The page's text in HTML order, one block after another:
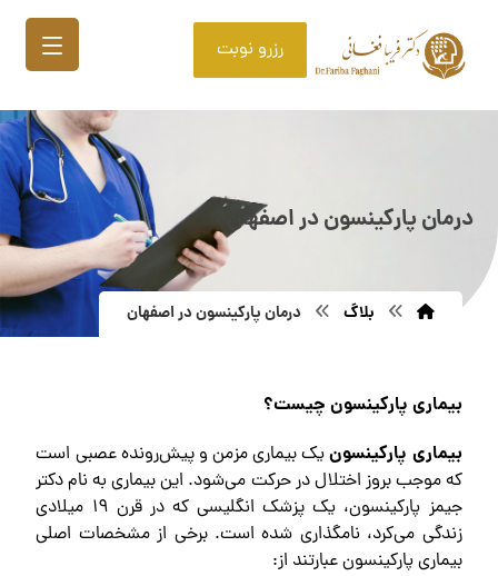
رزرو نوبت
درمان پارکینسون در اصفهان
بلاگ درمان پارکینسون در اصفهان
بیماری پارکینسون چیست؟
بیماری پارکینسونیک بیماری مزمن و پیش‌رونده عصبی است
که موجب بروز اختلال در حرکت می‌شود. این بیماری به نام دکتر
جیمز پارکینسون، یک پزشک انگلیسی که در قرن ۱۹ میلادی
زندگی می‌کرد، نامگذاری شده است. برخی از مشخصات اصلی
بیماری پارکینسون عبارتند از: